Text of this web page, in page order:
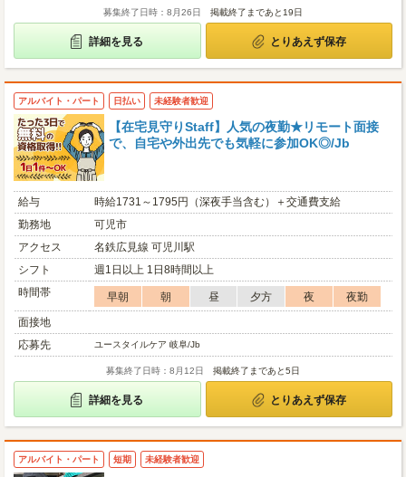
募集終了日時：8月26日 掲載終了まであと19日
詳細を見る とりあえず保存
アルバイト・パート 日払い 未経験者歓迎
【在宅見守りStaff】人気の夜勤★リモート面接
で、自宅や外出先でも気軽に参加OK◎/Jb
給与
時給1731～1795円（深夜手当含む）＋交通費支給
勤務地
可児市
アクセス
名鉄広見線 可児川駅
シフト
週1日以上 1日8時間以上
時間帯
早朝 朝 昼 夕方 夜
夜勤
面接地
応募先
ユースタイルケア 岐阜/Jb
募集終了日時：8月12日 掲載終了まであと5日
詳細を見る とりあえず保存
アルバイト・パート 短期 未経験者歓迎